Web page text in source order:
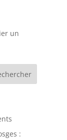
un
: